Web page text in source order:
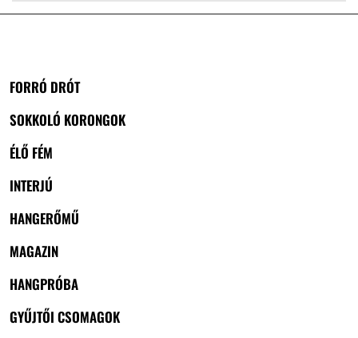
FORRÓ DRÓT
SOKKOLÓ KORONGOK
ÉLŐ FÉM
INTERJÚ
HANGERŐMŰ
MAGAZIN
HANGPRÓBA
GYŰJTŐI CSOMAGOK